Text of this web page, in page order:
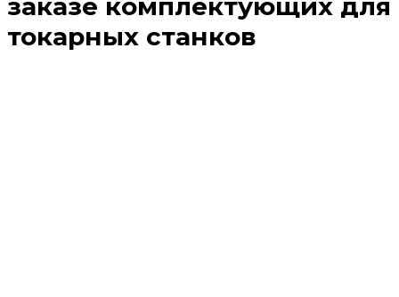
токарных станков